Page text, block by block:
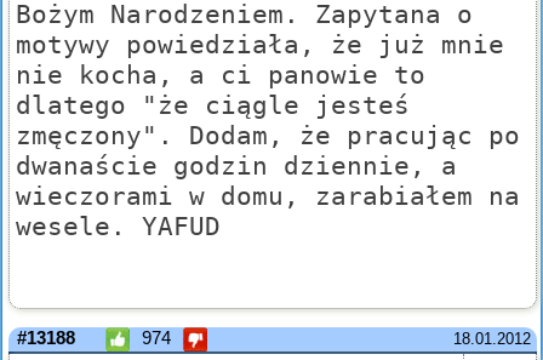
Bożym Narodzeniem. Zapytana o
motywy powiedziała, że już mnie
nie kocha, a ci panowie to
dlatego "że ciągle jesteś
zmęczony". Dodam, że pracując po
dwanaście godzin dziennie, a
wieczorami w domu, zarabiałem na
wesele. YAFUD
18.01.2012
#13188 974